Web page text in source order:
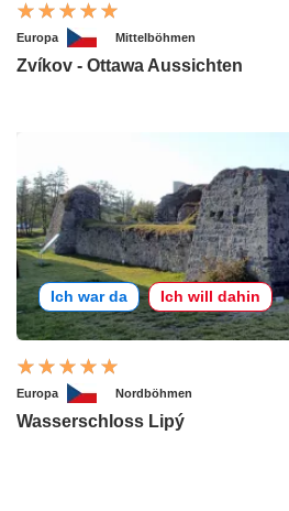
Europa Mittelböhmen
Zvíkov - Ottawa Aussichten
Ich war da Ich will dahin
Europa Nordböhmen
Wasserschloss Lipý